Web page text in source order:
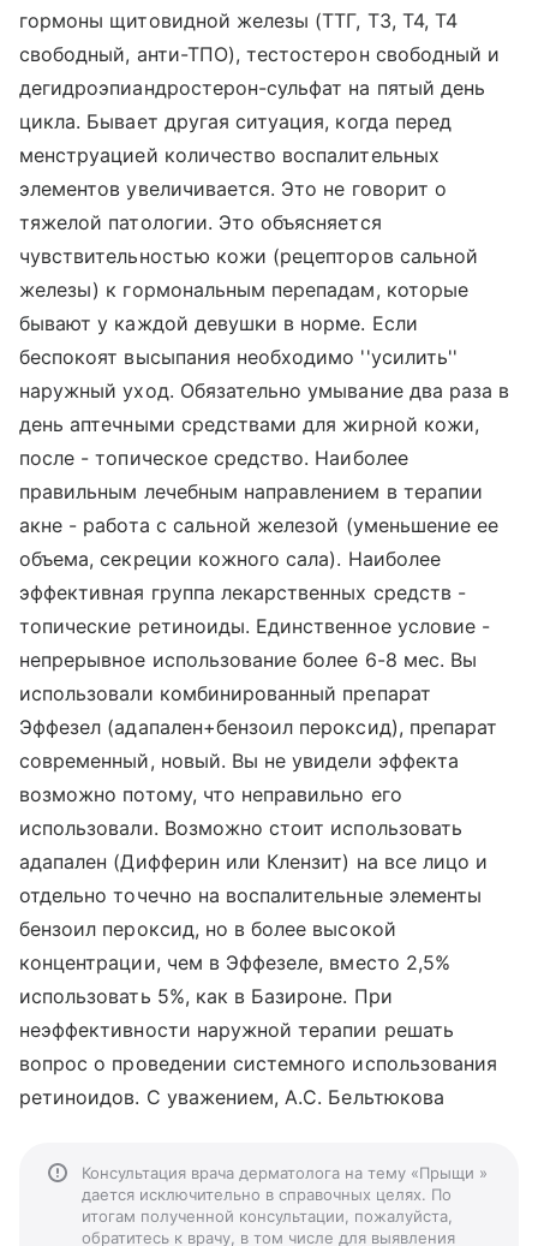
гормоны щитовидной железы (ТТГ, Т3, Т4, Т4
свободный, анти-ТПО), тестостерон свободный и
дегидроэпиандростерон-сульфат на пятый день
цикла. Бывает другая ситуация, когда перед
менструацией количество воспалительных
элементов увеличивается. Это не говорит о
тяжелой патологии. Это объясняется
чувствительностью кожи (рецепторов сальной
железы) к гормональным перепадам, которые
бывают у каждой девушки в норме. Если
беспокоят высыпания необходимо ''усилить''
наружный уход. Обязательно умывание два раза в
день аптечными средствами для жирной кожи,
после - топическое средство. Наиболее
правильным лечебным направлением в терапии
акне - работа с сальной железой (уменьшение ее
объема, секреции кожного сала). Наиболее
эффективная группа лекарственных средств -
топические ретиноиды. Единственное условие -
непрерывное использование более 6-8 мес. Вы
использовали комбинированный препарат
Эффезел (адапален+бензоил пероксид), препарат
современный, новый. Вы не увидели эффекта
возможно потому, что неправильно его
использовали. Возможно стоит использовать
адапален (Дифферин или Клензит) на все лицо и
отдельно точечно на воспалительные элементы
бензоил пероксид, но в более высокой
концентрации, чем в Эффезеле, вместо 2,5%
использовать 5%, как в Базироне. При
неэффективности наружной терапии решать
вопрос о проведении системного использования
ретиноидов. С уважением, А.С. Бельтюкова
Консультация врача дерматолога на тему «Прыщи »
дается исключительно в справочных целях. По
итогам полученной консультации, пожалуйста,
обратитесь к врачу, в том числе для выявления